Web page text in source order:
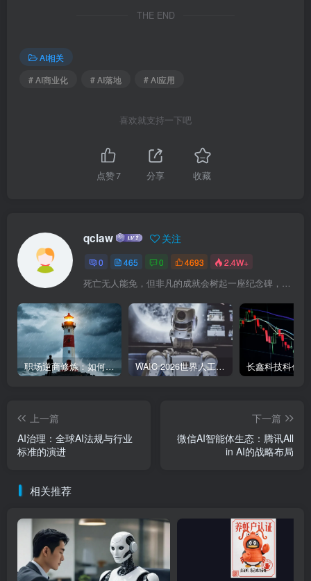
THE END
AI相关
# AI商业化
# AI落地 # AI应用
喜欢就支持一下吧
点赞7 分享 收藏
qclaw 关注
0 465 0 4693 2.4W+
死亡无人能免，但非凡的成就会树起一座纪念碑，它将一直立到太阳冷却之时
职场逆商修炼：如何把每一次挫折转化为成长的养分 WAIC 2026世界人工智能大会7月17日开幕：300款全球首发，展览面积首破10万平米
上一篇
AI治理：全球AI法规与行业
标准的演进
下一篇
微信AI智能体生态：腾讯All
in AI的战略布局
相关推荐